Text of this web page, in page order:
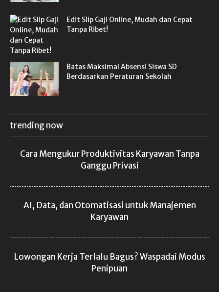
Edit Slip Gaji Online, Mudah dan Cepat
Tanpa Ribet!
Batas Maksimal Absensi Siswa SD
Berdasarkan Peraturan Sekolah
trending now
Cara Mengukur Produktivitas Karyawan Tanpa
Ganggu Privasi
AI, Data, dan Otomatisasi untuk Manajemen
Karyawan
Lowongan Kerja Terlalu Bagus? Waspadai Modus
Penipuan